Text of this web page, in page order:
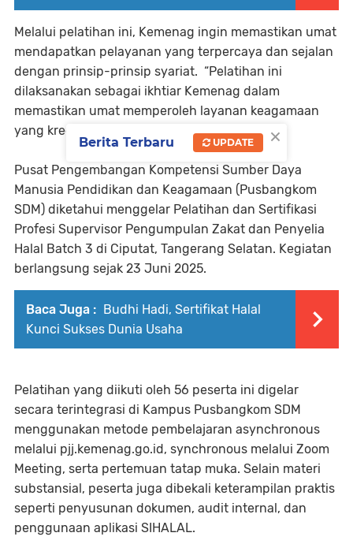
Melalui pelatihan ini, Kemenag ingin memastikan umat
mendapatkan pelayanan yang terpercaya dan sejalan
dengan prinsip-prinsip syariat. “Pelatihan ini
dilaksanakan sebagai ikhtiar Kemenag dalam
memastikan umat memperoleh layanan keagamaan
yang kredibel dan sesuai syariat,” tegasnya.
Pusat Pengembangan Kompetensi Sumber Daya
Manusia Pendidikan dan Keagamaan (Pusbangkom
SDM) diketahui menggelar Pelatihan dan Sertifikasi
Profesi Supervisor Pengumpulan Zakat dan Penyelia
Halal Batch 3 di Ciputat, Tangerang Selatan. Kegiatan
berlangsung sejak 23 Juni 2025.
Baca Juga :
Budhi Hadi, Sertifikat Halal
Kunci Sukses Dunia Usaha
Pelatihan yang diikuti oleh 56 peserta ini digelar
secara terintegrasi di Kampus Pusbangkom SDM
menggunakan metode pembelajaran asynchronous
melalui pjj.kemenag.go.id, synchronous melalui Zoom
Meeting, serta pertemuan tatap muka. Selain materi
substansial, peserta juga dibekali keterampilan praktis
seperti penyusunan dokumen, audit internal, dan
penggunaan aplikasi SIHALAL.
×
Berita Terbaru UPDATE